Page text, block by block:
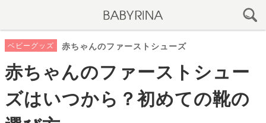
ベビーグッズ 赤ちゃんのファーストシューズ
赤ちゃんのファーストシュー
ズはいつから？初めての靴の